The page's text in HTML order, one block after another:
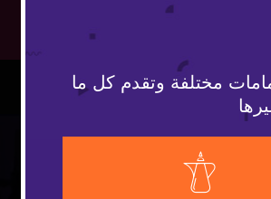
مختلفة وتقدم كل ما